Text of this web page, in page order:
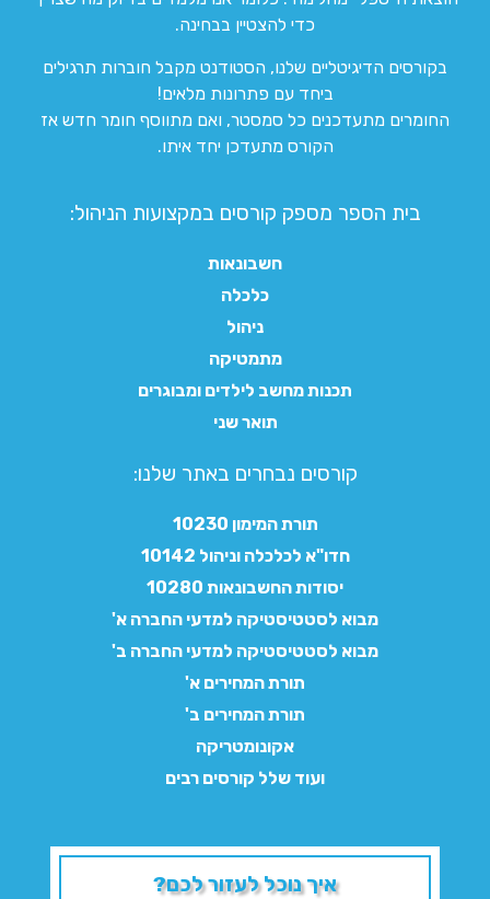
כדי להצטיין בבחינה.
בקורסים הדיגיטליים שלנו, הסטודנט מקבל חוברות תרגילים
ביחד עם פתרונות מלאים!
החומרים מתעדכנים כל סמסטר, ואם מתווסף חומר חדש אז
הקורס מתעדכן יחד איתו.
בית הספר מספק קורסים במקצועות הניהול:
חשבונאות
כלכלה
ניהול
מתמטיקה
תכנות מחשב לילדים ומבוגרים
תואר שני
קורסים נבחרים באתר שלנו:​
תורת המימון 10230
חדו"א לכלכלה וניהול 10142
יסודות החשבונאות 10280
מבוא לסטטיסטיקה למדעי החברה א'
מבוא לסטטיסטיקה למדעי החברה ב'
תורת המחירים א'
תורת המחירים ב'
אקונומטריקה
ועוד שלל קורסים רבים
איך נוכל לעזור לכם?